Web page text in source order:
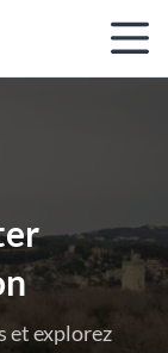
et explorez